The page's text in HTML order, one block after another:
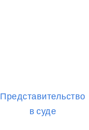
Представительство
в суде